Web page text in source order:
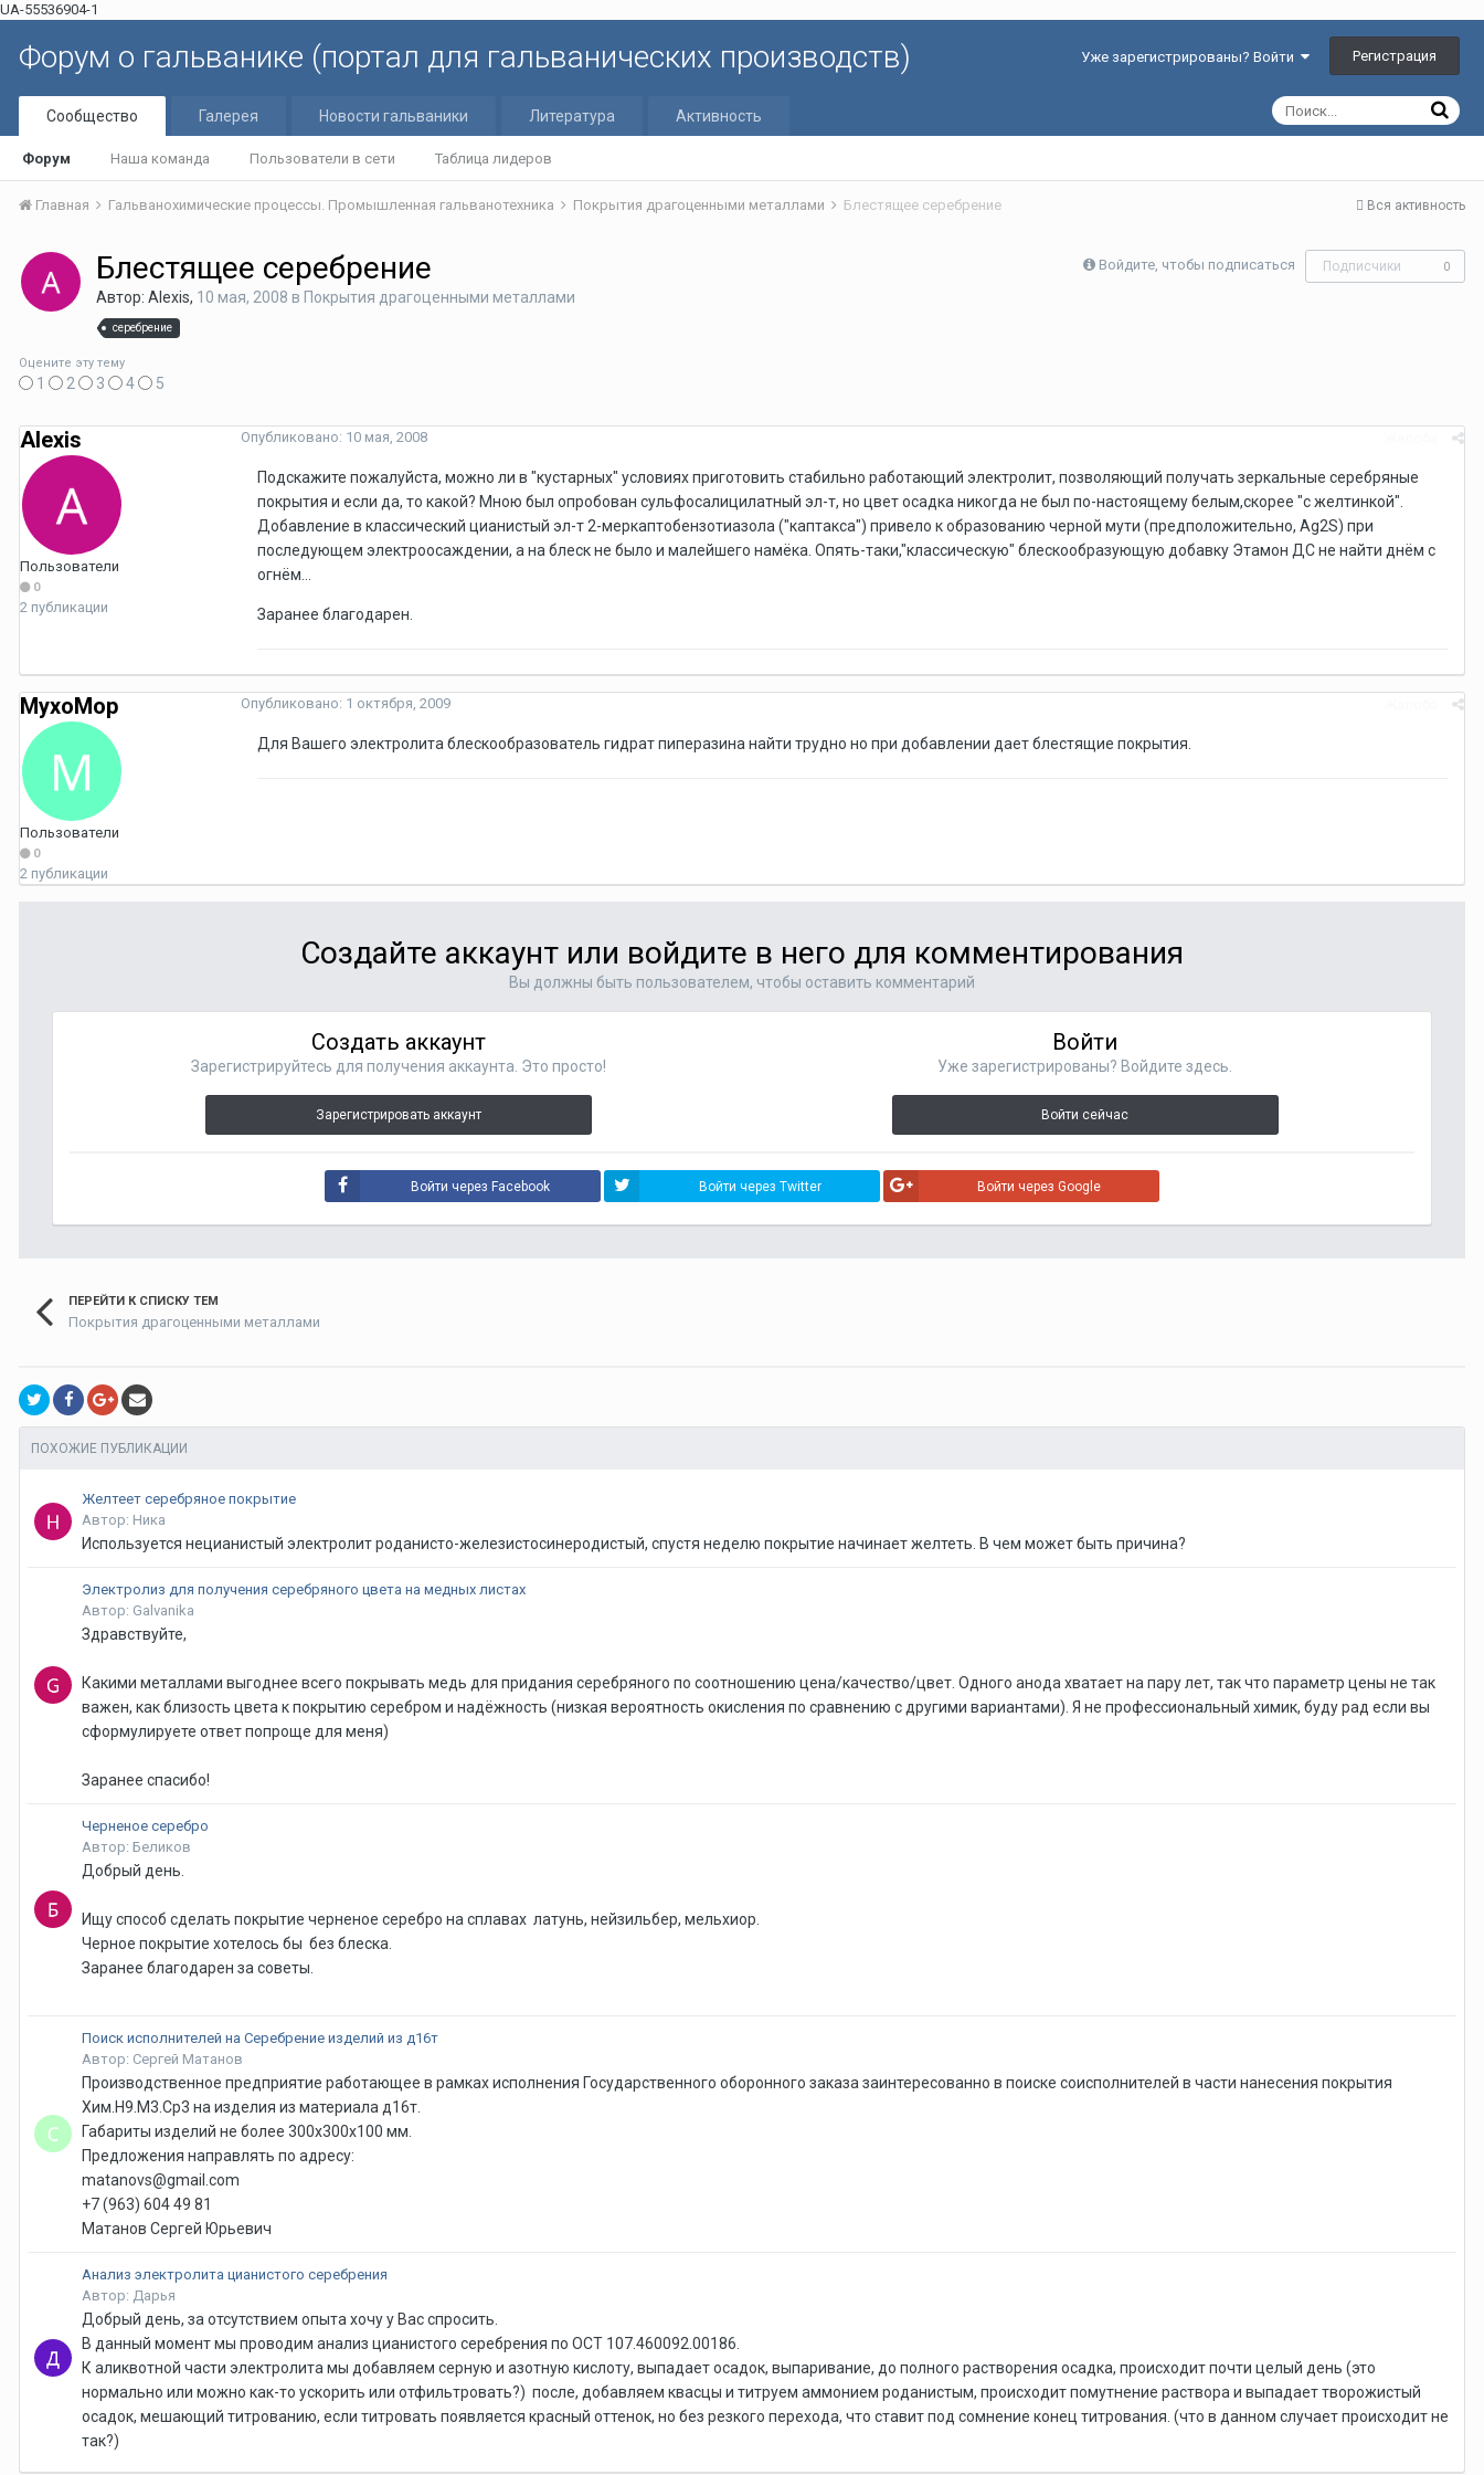
UA-55536904-1
Форум о гальванике (портал для гальванических производств) Уже зарегистрированы? Войти Регистрация
Сообщество
Форум Наша команда Пользователи в сети Таблица лидеров
Галерея Новости гальваники Литература Активность
Вся активность
Главная Гальванохимические процессы. Промышленная гальванотехника Покрытия драгоценными металлами Блестящее серебрение
Войдите, чтобы подписаться Подписчики 0
Блестящее серебрение
Автор: Alexis, 10 мая, 2008 в Покрытия драгоценными металлами
серебрение
Оцените эту тему
1 2 3 4 5
Alexis
Пользователи
0
2 публикации
Опубликовано: 10 мая, 2008
Подскажите пожалуйста, можно ли в "кустарных" условиях приготовить стабильно работающий электролит, позволяющий получать зеркальные серебряные
покрытия и если да, то какой? Мною был опробован сульфосалицилатный эл-т, но цвет осадка никогда не был по-настоящему белым,скорее "с желтинкой".
Добавление в классический цианистый эл-т 2-меркаптобензотиазола ("каптакса") привело к образованию черной мути (предположительно, Ag2S) при
последующем электроосаждении, а на блеск не было и малейшего намёка. Опять-таки,"классическую" блескообразующую добавку Этамон ДС не найти днём с
огнём...
Заранее благодарен.
MyxoMop
Пользователи
0
2 публикации
Опубликовано: 1 октября, 2009
Для Вашего электролита блескообразователь гидрат пиперазина найти трудно но при добавлении дает блестящие покрытия.
Создайте аккаунт или войдите в него для комментирования
Вы должны быть пользователем, чтобы оставить комментарий
Создать аккаунт
Зарегистрируйтесь для получения аккаунта. Это просто!
Зарегистрировать аккаунт
Войти
Уже зарегистрированы? Войдите здесь.
Войти сейчас
Войти через Facebook Войти через Twitter Войти через Google
ПЕРЕЙТИ К СПИСКУ ТЕМ
Покрытия драгоценными металлами
ПОХОЖИЕ ПУБЛИКАЦИИ
Желтеет серебряное покрытие
Автор: Ника
Используется нецианистый электролит роданисто-железистосинеродистый, спустя неделю покрытие начинает желтеть. В чем может быть причина?
Электролиз для получения серебряного цвета на медных листах
Автор: Galvanika
Здравствуйте,
Какими металлами выгоднее всего покрывать медь для придания серебряного по соотношению цена/качество/цвет. Одного анода хватает на пару лет, так что параметр цены не так
важен, как близость цвета к покрытию серебром и надёжность (низкая вероятность окисления по сравнению с другими вариантами). Я не профессиональный химик, буду рад если вы
сформулируете ответ попроще для меня)
Заранее спасибо!
Черненое серебро
Автор: Беликов
Добрый день.
Ищу способ сделать покрытие черненое серебро на сплавах латунь, нейзильбер, мельхиор.
Черное покрытие хотелось бы без блеска.
Заранее благодарен за советы.
Поиск исполнителей на Серебрение изделий из д16т
Автор: Сергей Матанов
Производственное предприятие работающее в рамках исполнения Государственного оборонного заказа заинтересованно в поиске соисполнителей в части нанесения покрытия
Хим.Н9.М3.Ср3 на изделия из материала д16т.
Габариты изделий не более 300х300х100 мм.
Предложения направлять по адресу:
matanovs@gmail.com
+7 (963) 604 49 81
Матанов Сергей Юрьевич
Анализ электролита цианистого серебрения
Автор: Дарья
Добрый день, за отсутствием опыта хочу у Вас спросить.
В данный момент мы проводим анализ цианистого серебрения по ОСТ 107.460092.00186.
К аликвотной части электролита мы добавляем серную и азотную кислоту, выпадает осадок, выпаривание, до полного растворения осадка, происходит почти целый день (это
нормально или можно как-то ускорить или отфильтровать?) после, добавляем квасцы и титруем аммонием роданистым, происходит помутнение раствора и выпадает творожистый
осадок, мешающий титрованию, если титровать появляется красный оттенок, но без резкого перехода, что ставит под сомнение конец титрования. (что в данном случает происходит не
так?)